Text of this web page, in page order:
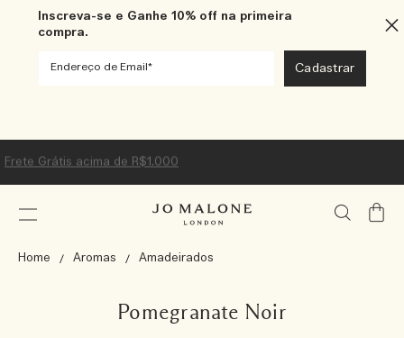
Inscreva-se e Ganhe 10% off na primeira
compra.
Frete Grátis acima de R$1.000
Meu
Home
Aromas Amadeirados
Pomegranate Noir